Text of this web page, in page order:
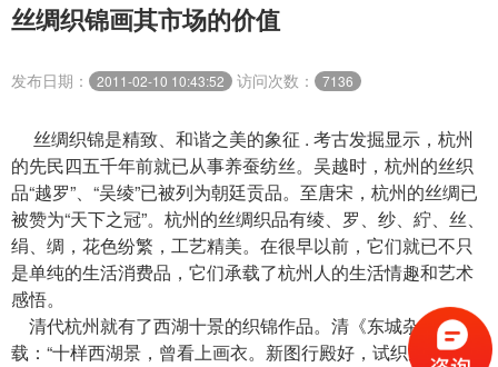
丝绸织锦画其市场的价值
发布日期： 2011-02-10 10:43:52 访问次数： 7136
丝绸织锦是精致、和谐之美的象征 . 考古发掘显示，杭州
的先民四五千年前就已从事养蚕纺丝。吴越时，杭州的丝织
品“越罗”、“吴绫”已被列为朝廷贡品。至唐宋，杭州的丝绸已
被赞为“天下之冠”。杭州的丝绸织品有绫、罗、纱、紵、丝、
绢、绸，花色纷繁，工艺精美。在很早以前，它们就已不只
是单纯的生活消费品，它们承载了杭州人的生活情趣和艺术
感悟。
清代杭州就有了西湖十景的织锦作品。清《东城杂记》记
载：“十样西湖景，曾看上画衣。新图行殿好，试织九张机。”